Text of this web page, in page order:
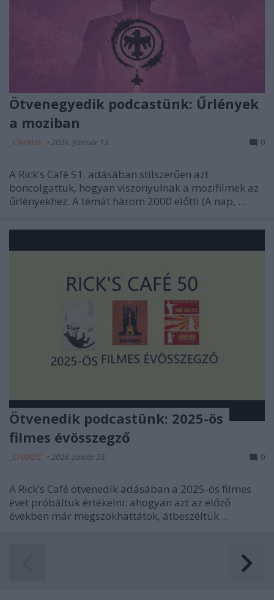
Ötvenegyedik podcastünk: Űrlények
a moziban
_CHARLIE_ • 2026. február 13. 0
A Rick’s Café 51. adásában stílszerűen azt
boncolgattuk, hogyan viszonyulnak a mozifilmek az
űrlényekhez. A témát három 2000 előtti (A nap, ...
Ötvenedik podcastünk: 2025-ös
filmes évösszegző
_CHARLIE_ • 2026. január 28. 0
A Rick’s Café ötvenedik adásában a 2025-ös filmes
évet próbáltuk értékelni: ahogyan azt az előző
években már megszokhattátok, átbeszéltük ...